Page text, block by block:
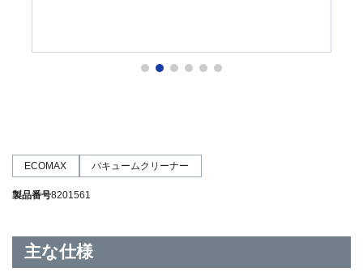
ECOMAX バキュームクリーナー
製品番号8201561
主な仕様